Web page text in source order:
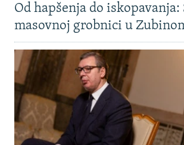
Od hapšenja do iskopavanja:
masovnoj grobnici u